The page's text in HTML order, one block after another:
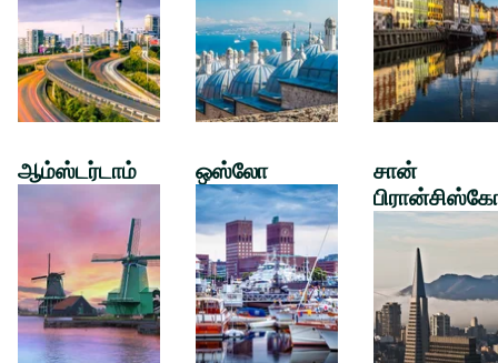
ஆம்ஸ்டர்டாம் ஒஸ்லோ
சான்